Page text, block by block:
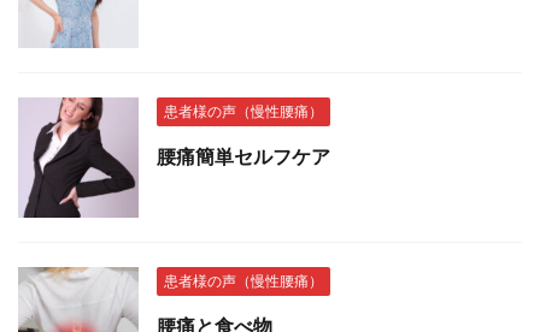
患者様の声（慢性腰痛）
腰痛簡単セルフケア
患者様の声（慢性腰痛）
腰痛と食べ物